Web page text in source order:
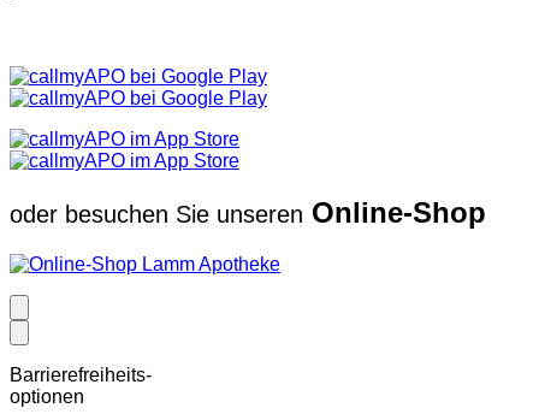
oder besuchen Sie unseren Online-Shop
Barrierefreiheits-
optionen